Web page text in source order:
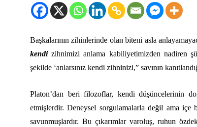
Başkalarının zihinlerinde olan biteni asla
kendizihnimizi anlama kabiliyetimizden nadiren
şekilde ‘anlarsınız kendi zihninizi,” savının
Platon’dan beri filozoflar, kendi düşüncelerinin
etmişlerdir. Deneysel sorgulamalarla değil ama içe
savunmuşlardır. Bu çıkarımlar varoluş, ruhun